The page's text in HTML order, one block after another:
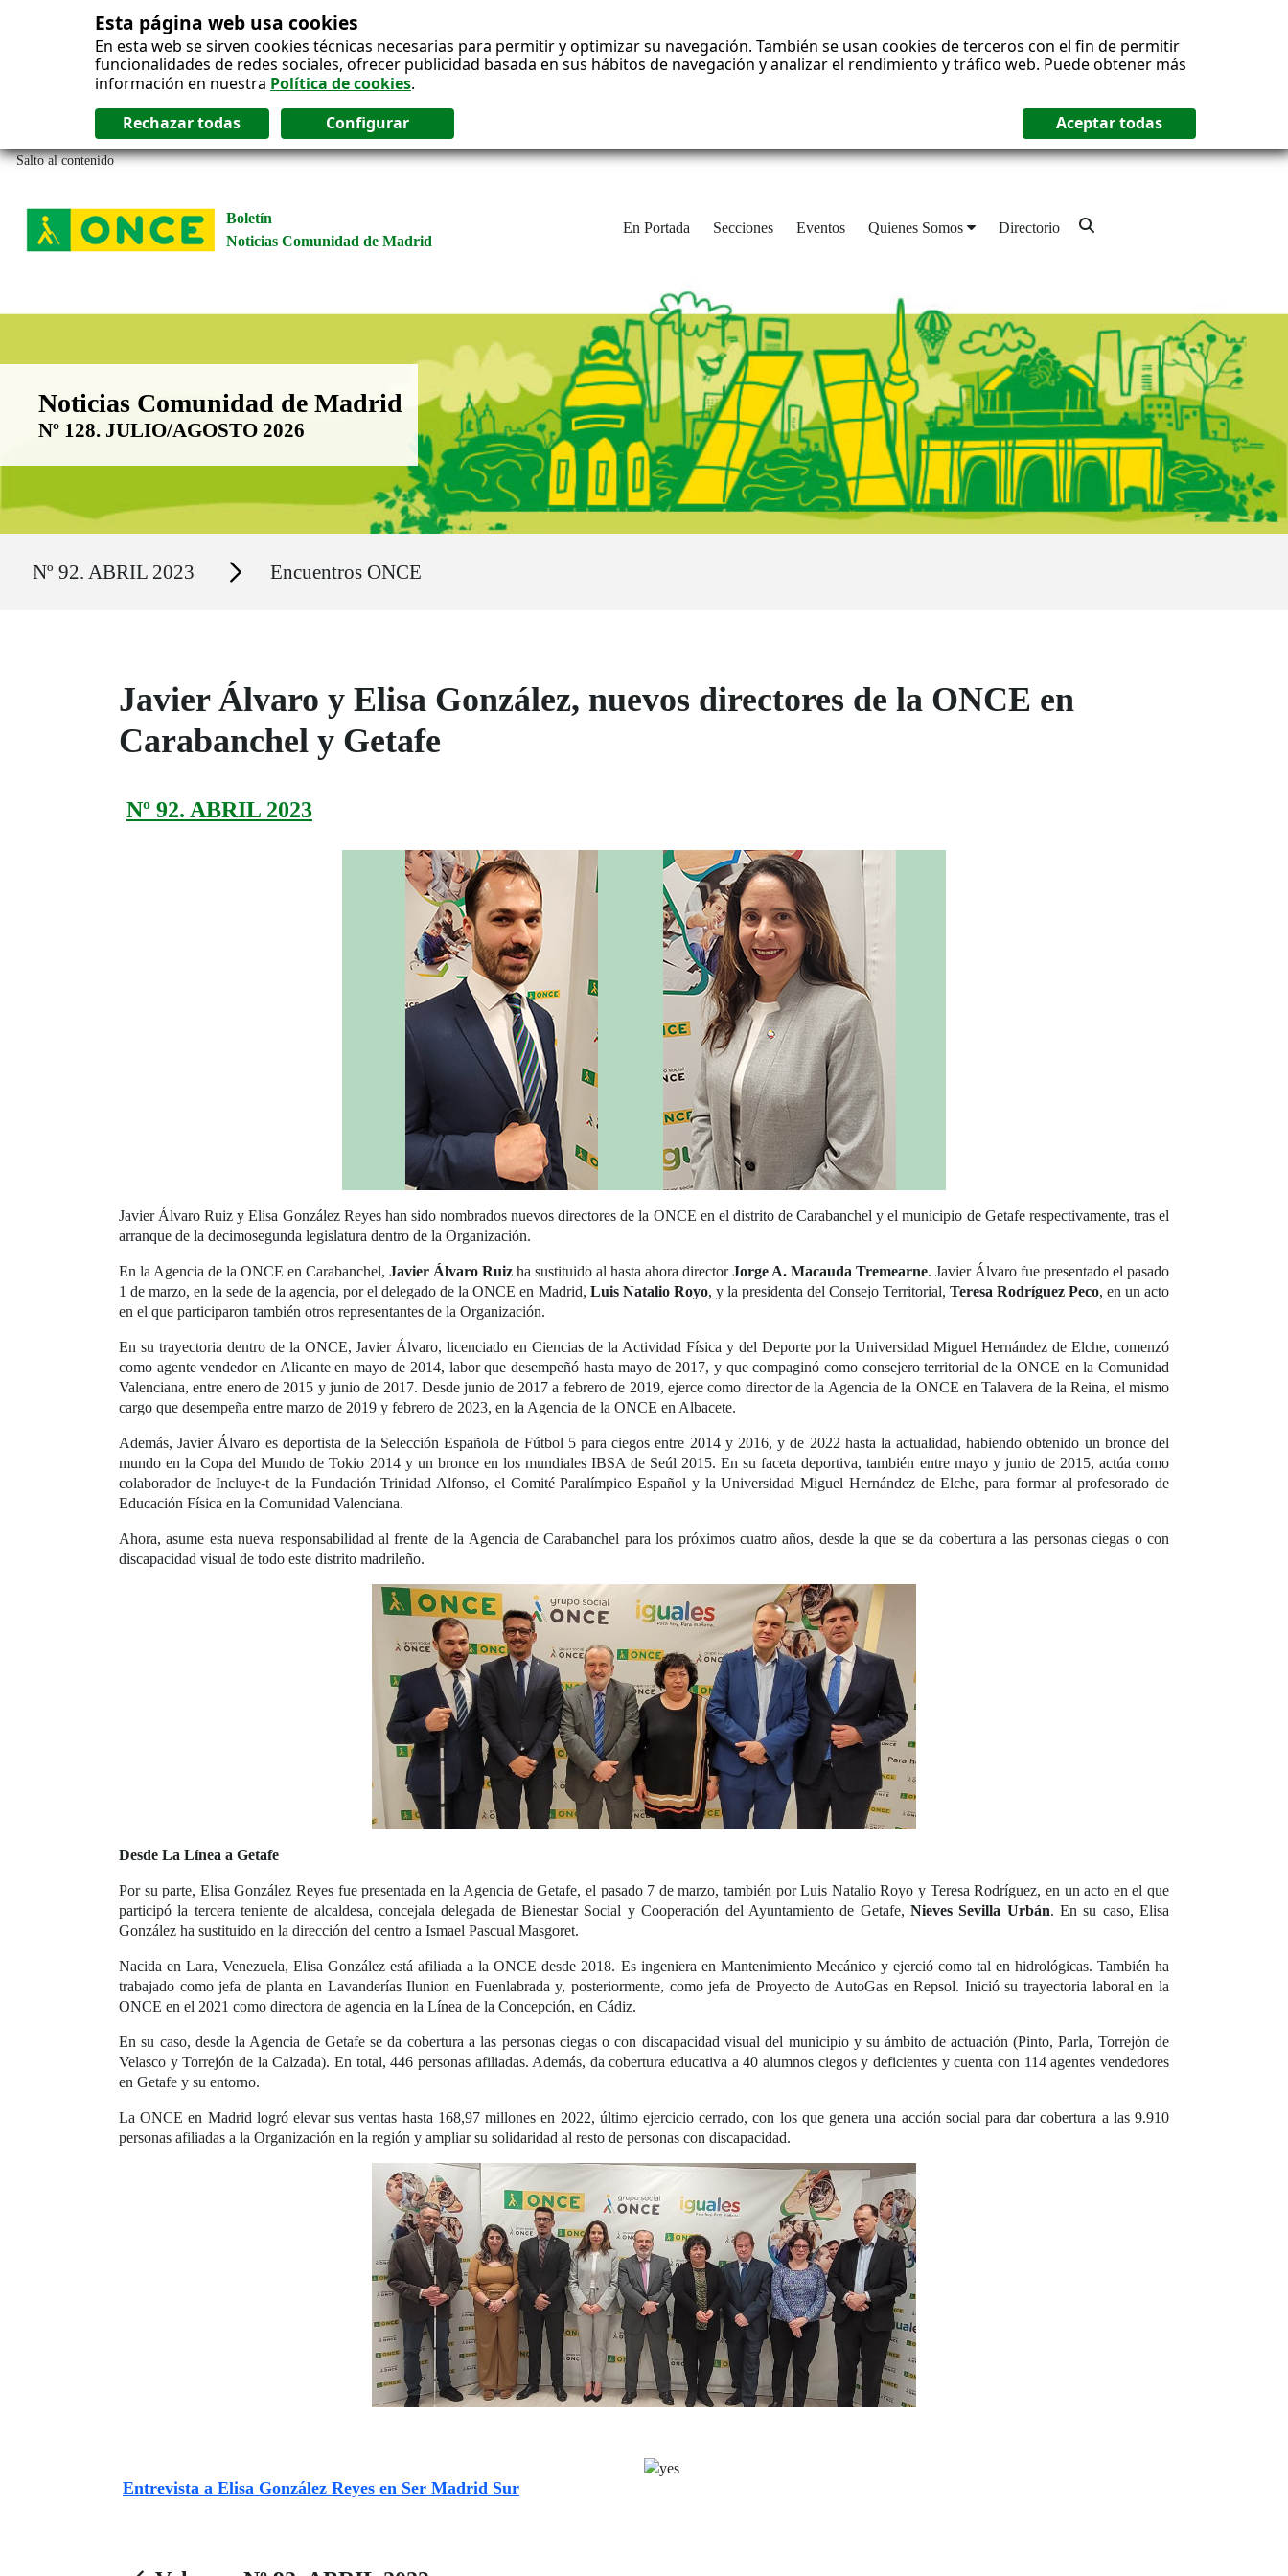
Esta página web usa cookies
En esta web se sirven cookies técnicas necesarias para permitir y optimizar su navegación. También se usan cookies de terceros con el fin de permitir
funcionalidades de redes sociales, ofrecer publicidad basada en sus hábitos de navegación y analizar el rendimiento y tráfico web. Puede obtener más
información en nuestra Política de cookies.
Salto al contenido
Boletín
Noticias Comunidad de Madrid
En Portada Secciones Eventos Quienes Somos Directorio
Boletín Noticias Comunidad de Madrid
Noticias Comunidad de Madrid
Nº 128. JULIO/AGOSTO 2026
Nº 92. ABRIL 2023 Secciones Encuentros ONCE
Javier Álvaro y Elisa González, nuevos directores de la ONCE en
Carabanchel y Getafe
Nº 92. ABRIL 2023
Javier Álvaro Ruiz y Elisa González Reyes han sido nombrados nuevos directores de la ONCE en el distrito de Carabanchel y el municipio de Getafe respectivamente, tras el
arranque de la decimosegunda legislatura dentro de la Organización.
En la Agencia de la ONCE en Carabanchel, Javier Álvaro Ruiz ha sustituido al hasta ahora directorJorge A. Macauda Tremearne. Javier Álvaro fue presentado el pasado
1 de marzo, en la sede de la agencia, por el delegado de la ONCE en Madrid, Luis Natalio Royo, y la presidenta del Consejo Territorial, Teresa Rodríguez Peco, en un acto
en el que participaron también otros representantes de la Organización.
En su trayectoria dentro de la ONCE, Javier Álvaro, licenciado en Ciencias de la Actividad Física y del Deporte por la Universidad Miguel Hernández de Elche, comenzó
como agente vendedor en Alicante en mayo de 2014, labor que desempeñó hasta mayo de 2017, y que compaginó como consejero territorial de la ONCE en la Comunidad
Valenciana, entre enero de 2015 y junio de 2017. Desde junio de 2017 a febrero de 2019, ejerce como director de la Agencia de la ONCE en Talavera de la Reina, el mismo
cargo que desempeña entre marzo de 2019 y febrero de 2023, en la Agencia de la ONCE en Albacete.
Además, Javier Álvaro es deportista de la Selección Española de Fútbol 5 para ciegos entre 2014 y 2016, y de 2022 hasta la actualidad, habiendo obtenido un bronce del
mundo en la Copa del Mundo de Tokio 2014 y un bronce en los mundiales IBSA de Seúl 2015. En su faceta deportiva, también entre mayo y junio de 2015, actúa como
colaborador de Incluye-t de la Fundación Trinidad Alfonso, el Comité Paralímpico Español y la Universidad Miguel Hernández de Elche, para formar al profesorado de
Educación Física en la Comunidad Valenciana.
Ahora, asume esta nueva responsabilidad al frente de la Agencia de Carabanchel para los próximos cuatro años, desde la que se da cobertura a las personas ciegas o con
discapacidad visual de todo este distrito madrileño.
Desde La Línea a Getafe
Por su parte, Elisa González Reyes fue presentada en la Agencia de Getafe, el pasado 7 de marzo, también por Luis Natalio Royo y Teresa Rodríguez, en un acto en el que
participó la tercera teniente de alcaldesa, concejala delegada de Bienestar Social y Cooperación del Ayuntamiento de Getafe, Nieves Sevilla Urbán. En su caso, Elisa
González ha sustituido en la dirección del centro a Ismael Pascual Masgoret.
Nacida en Lara, Venezuela, Elisa González está afiliada a la ONCE desde 2018. Es ingeniera en Mantenimiento Mecánico y ejerció como tal en hidrológicas. También ha
trabajado como jefa de planta en Lavanderías Ilunion en Fuenlabrada y, posteriormente, como jefa de Proyecto de AutoGas en Repsol. Inició su trayectoria laboral en la
ONCE en el 2021 como directora de agencia en la Línea de la Concepción, en Cádiz.
En su caso, desde la Agencia de Getafe se da cobertura a las personas ciegas o con discapacidad visual del municipio y su ámbito de actuación (Pinto, Parla, Torrejón de
Velasco y Torrejón de la Calzada). En total, 446 personas afiliadas. Además, da cobertura educativa a 40 alumnos ciegos y deficientes y cuenta con 114 agentes vendedores
en Getafe y su entorno.
La ONCE en Madrid logró elevar sus ventas hasta 168,97 millones en 2022, último ejercicio cerrado, con los que genera una acción social para dar cobertura a las 9.910
personas afiliadas a la Organización en la región y ampliar su solidaridad al resto de personas con discapacidad.
Entrevista a Elisa González Reyes en Ser Madrid Sur